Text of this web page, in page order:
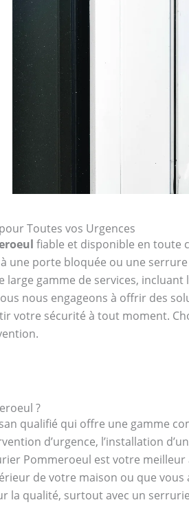
Toutes vos Urgences
fiable et disponible en toute
une porte bloquée ou une
gamme de services,
nous engageons à offrir des
votre sécurité à tout moment.
?
qualifié qui offre une gamme
d’urgence, l’installation
Pommeroeul est votre
de votre maison ou que
la qualité, surtout avec un